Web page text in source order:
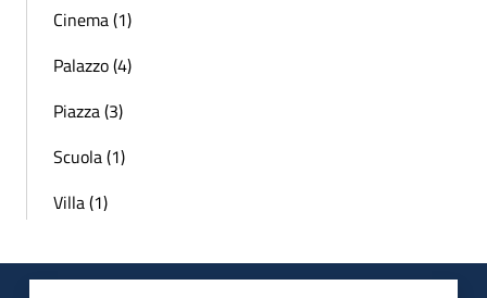
Cinema (1)
Palazzo (4)
Piazza (3)
Scuola (1)
Villa (1)